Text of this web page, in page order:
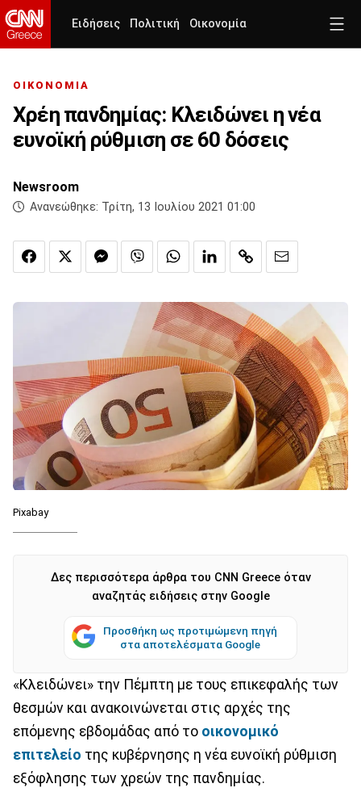
Ειδήσεις Πολιτική Οικονομία
ΟΙΚΟΝΟΜΙΑ
Χρέη πανδημίας: Κλειδώνει η νέα
ευνοϊκή ρύθμιση σε 60 δόσεις
Newsroom
Ανανεώθηκε: Τρίτη, 13 Ιουλίου 2021 01:00
Pixabay
Δες περισσότερα άρθρα του CNN Greece όταν
αναζητάς ειδήσεις στην Google
Προσθήκη ως προτιμώμενη πηγή
στα αποτελέσματα Google
«Κλειδώνει» την Πέμπτη με τους επικεφαλής των
θεσμών και ανακοινώνεται στις αρχές της
επόμενης εβδομάδας από το οικονομικό
επιτελείο της κυβέρνησης η νέα ευνοϊκή ρύθμιση
εξόφλησης των χρεών της πανδημίας.